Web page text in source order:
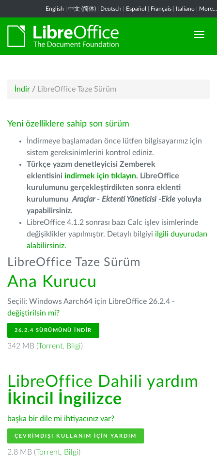
English 中文 (简体) Deutsch Español Français Italiano More...
İndir / LibreOffice Taze Sürüm
Yeni özelliklere sahip son sürüm
İndirmeye başlamadan önce lütfen bilgisayarınız için
sistem gereksinimlerini kontrol ediniz.
Türkçe yazım denetleyicisi Zemberek
eklentisini indirmek için tıklayın. LibreOffice
kurulumunu gerçekleştirdikten sonra eklenti
kurulumunu Araçlar - Ektenti Yöneticisi -Ekle yoluyla
yapabilirsiniz.
LibreOffice 4.1.2 sonrası bazı Calc işlev isimlerinde
değişiklikler yapılmıştır. Detaylı bilgiyi ilgili duyurudan
alabilirsiniz.
LibreOffice Taze Sürüm
Ana Kurucu
Seçili: Windows Aarch64 için LibreOffice 26.2.4 -
değiştirilsin mi?
26.2.4 SÜRÜMÜNÜ İNDIR
342 MB (Torrent, Bilgi)
LibreOffice Dahili yardım
İkincil İngilizce
başka bir dile mi ihtiyacınız var?
ÇEVRIMDIŞI KULLANIM IÇIN YARDIM
2.8 MB (Torrent, Bilgi)